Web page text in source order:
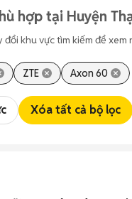
hợp tại Huyện
khu vực tìm kiếm để xem
ZTE Axon 60
Xóa tất cả bộ lọc